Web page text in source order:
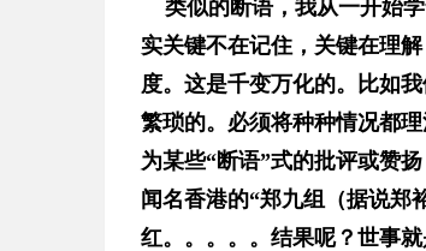
类似的断语，我从一开始
实关键不在记住，关键在理
度。这是千变万化的。比如
繁琐的。必须将种种情况都
为某些“断语”式的批评或赞
闻名香港的“郑九组（据说郑
红。。。。。结果呢？世事